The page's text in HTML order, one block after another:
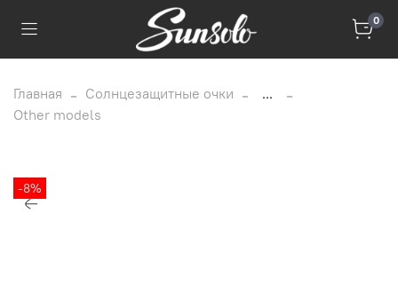
0
Главная Солнцезащитные очки
...
Other models
-8%